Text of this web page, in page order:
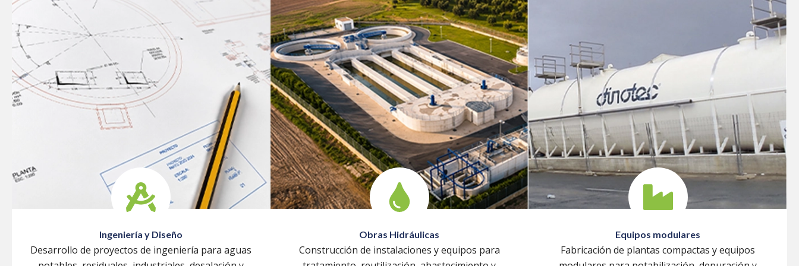
Ingeniería y Diseño
Desarrollo de proyectos de ingeniería para aguas
Obras Hidráulicas
Construcción de instalaciones y equipos para
Equipos modulares
Fabricación de plantas compactas y equipos